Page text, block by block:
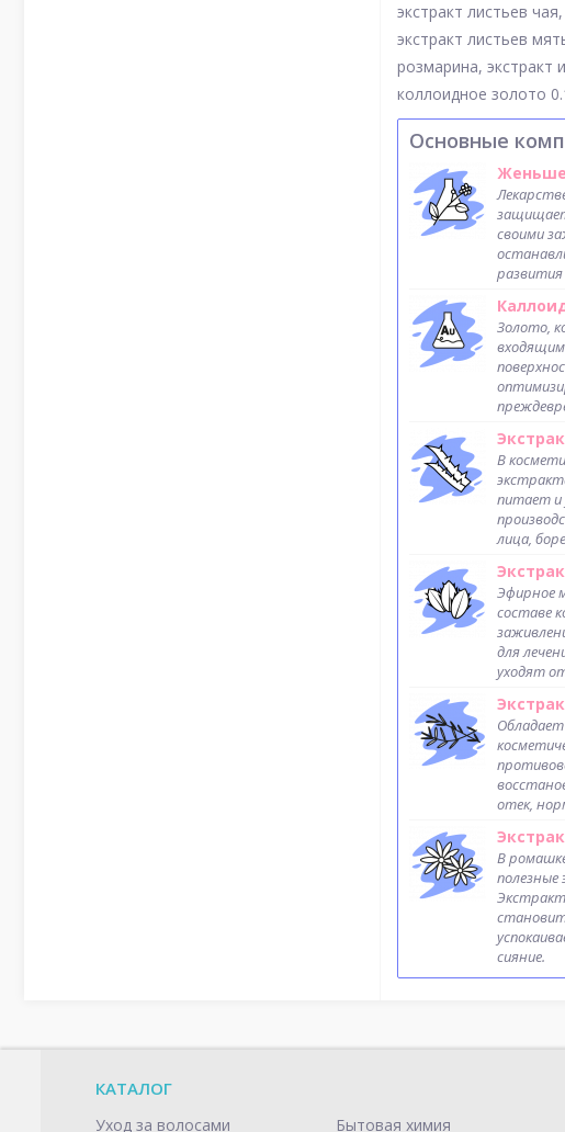
экстракт листьев
экстракт листьев
розмарина, экстракт
коллоидное золото
Основные
своими
развития
Золото,
В
питает и
лица,
Эфирное
составе
для
уходят
отек,
В
полезные
сияние.
КАТАЛОГ
Уход за волосами Бытовая химия